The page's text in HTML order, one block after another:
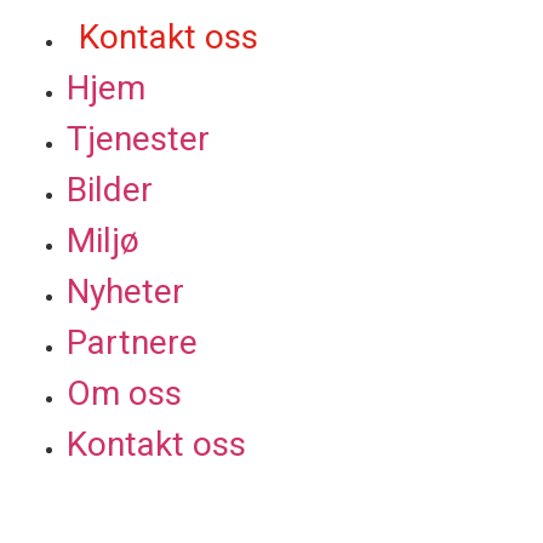
Kontakt oss
Hjem
Tjenester
Bilder
Miljø
Nyheter
Partnere
Om oss
Kontakt oss